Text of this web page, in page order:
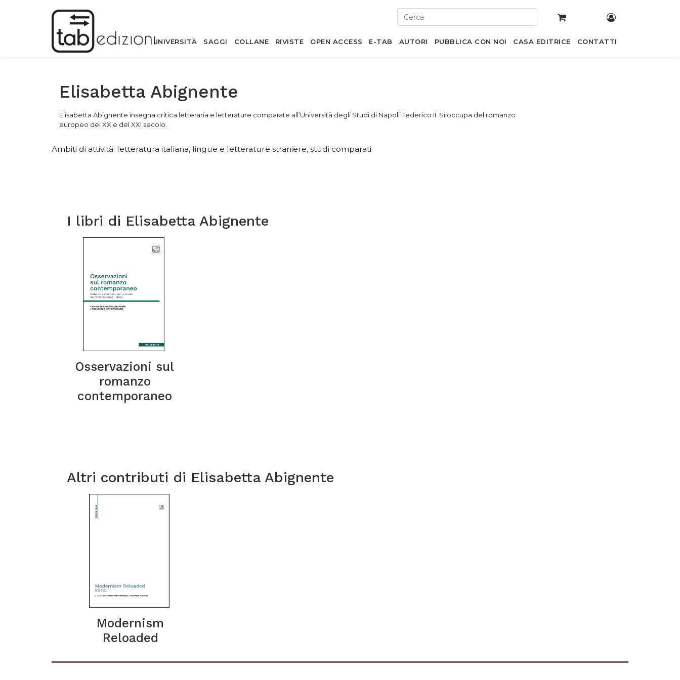
UNIVERSITÀ SAGGI COLLANE RIVISTE OPEN ACCESS E-TAB AUTORI PUBBLICA CON NOI CASA EDITRICE CONTATTI
Elisabetta Abignente
Elisabetta Abignente insegna critica letteraria e letterature comparate all’Università degli Studi di Napoli Federico II. Si occupa del romanzo
europeo del XX e del XXI secolo.
Ambiti di attività: letteratura italiana, lingue e letterature straniere, studi comparati
I libri di Elisabetta Abignente
Osservazioni sul
romanzo
contemporaneo
Altri contributi di Elisabetta Abignente
Modernism
Reloaded